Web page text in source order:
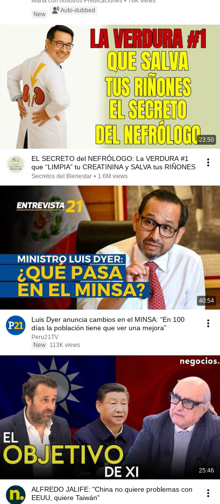
New
Auto-dubbed
23:50
EL SECRETO del NEFRÓLOGO: La VERDURA #1
que “LIMPIA” tu CREATININA y SALVA tus RIÑONES
Secretos del Bienestar • 1.6M views
40:54
Luis Dyer anuncia cambios en el MINSA: “En 100
días la población tiene que ver una mejora”
Peru21TV
New
113K views
25:46
ALFREDO JALIFE: "China no quiere problemas con
EEUU, quiere Taiwán"